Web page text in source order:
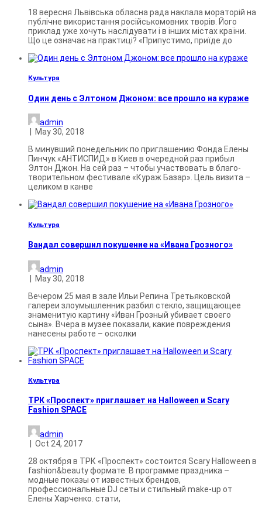
18 вересня Львівська обласна рада наклала мораторій на
публічне використання російськомовних творів. Його
приклад уже хочуть наслідувати і в інших містах країни.
Що це означає на практиці? «Припустимо, приїде до
Культура
Один день с Элтоном Джоном: все прошло на кураже
admin
May 30, 2018
В минувший понедельник по приглашению Фонда Елены
Пинчук «АНТИСПИД» в Киев в очередной раз прибыл
Элтон Джон. На сей раз – чтобы участвовать в благо­
творительном фестивале «Кураж Базар». Цель визита –
целиком в канве
Культура
Вандал совершил покушение на «Ивана Грозного»
admin
May 30, 2018
Вечером 25 мая в зале Ильи Репина Третьяковской
галереи злоумышленник разбил стекло, защищающее
знаменитую картину «Иван Грозный убивает своего
сына». Вчера в музее показали, какие повреждения
нанесены работе – осколки
Культура
ТРК «Проспект» приглашает на Halloween и Scary
Fashion SPACE
admin
Oct 24, 2017
28 октября в ТРК «Проспект» состоится Scary Halloween в
fashion&beauty формате. В программе праздника –
модные показы от известных брендов,
профессиональные DJ сеты и стильный make-up от
Елены Харченко. стати,